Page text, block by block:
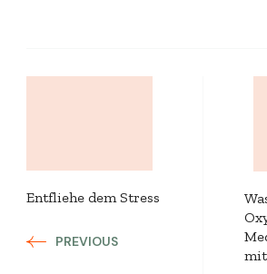
Entfliehe dem Stress
PREVIOUS